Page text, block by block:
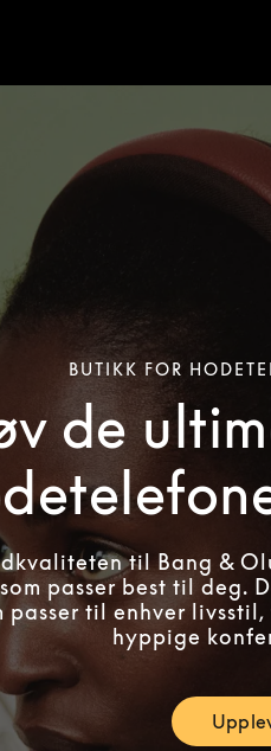
BUTIKK FOR
de
til Bang &
passer best til deg.
passer til enhver
hyppige